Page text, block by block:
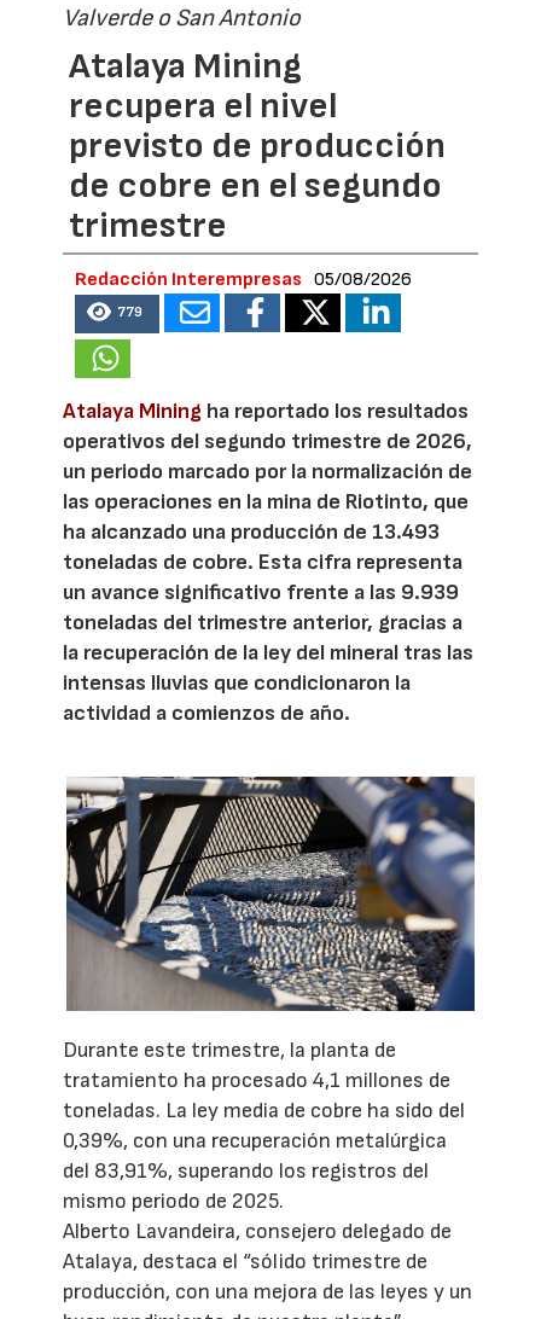
Valverde o San Antonio
Atalaya Mining
recupera el nivel
previsto de producción
de cobre en el segundo
trimestre
Redacción Interempresas 05/08/2026
779
Atalaya Mining ha reportado los resultados
operativos del segundo trimestre de 2026,
un periodo marcado por la normalización de
las operaciones en la mina de Riotinto, que
ha alcanzado una producción de 13.493
toneladas de cobre. Esta cifra representa
un avance significativo frente a las 9.939
toneladas del trimestre anterior, gracias a
la recuperación de la ley del mineral tras las
intensas lluvias que condicionaron la
actividad a comienzos de año.
Durante este trimestre, la planta de
tratamiento ha procesado 4,1 millones de
toneladas. La ley media de cobre ha sido del
0,39%, con una recuperación metalúrgica
del 83,91%, superando los registros del
mismo periodo de 2025.
Alberto Lavandeira, consejero delegado de
Atalaya, destaca el “sólido trimestre de
producción, con una mejora de las leyes y un